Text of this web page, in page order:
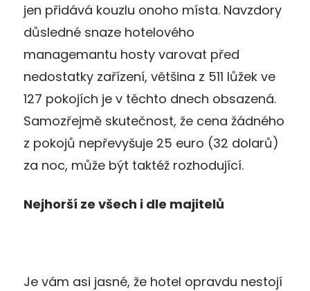
jen přidává kouzlu onoho místa. Navzdory
důsledné snaze hotelového
managemantu hosty varovat před
nedostatky zařízení, většina z 511 lůžek ve
127 pokojích je v těchto dnech obsazená.
Samozřejmě skutečnost, že cena žádného
z pokojů nepřevyšuje 25 euro (32 dolarů)
za noc, může být taktéž rozhodující.
Nejhorší ze všech i dle majitelů
Je vám asi jasné, že hotel opravdu nestojí